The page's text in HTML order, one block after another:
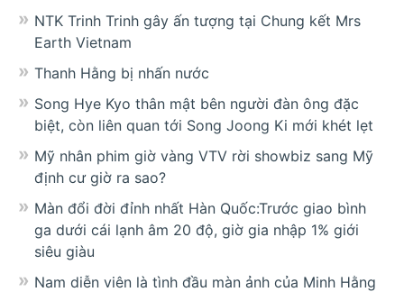
NTK Trinh Trinh gây ấn tượng tại Chung kết Mrs
Earth Vietnam
Thanh Hằng bị nhấn nước
Song Hye Kyo thân mật bên người đàn ông đặc
biệt, còn liên quan tới Song Joong Ki mới khét lẹt
Mỹ nhân phim giờ vàng VTV rời showbiz sang Mỹ
định cư giờ ra sao?
Màn đổi đời đỉnh nhất Hàn Quốc:Trước giao bình
ga dưới cái lạnh âm 20 độ, giờ gia nhập 1% giới
siêu giàu
Nam diễn viên là tình đầu màn ảnh của Minh Hằng